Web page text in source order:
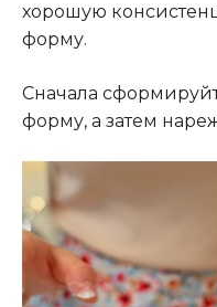
хорошую
форму.
Сначала
форму, а затем